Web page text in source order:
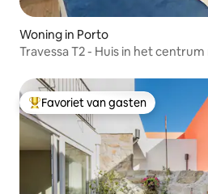
Woning in Porto
Travessa T2 - Huis in het
Topfavoriet van gasten
Favoriet van gasten